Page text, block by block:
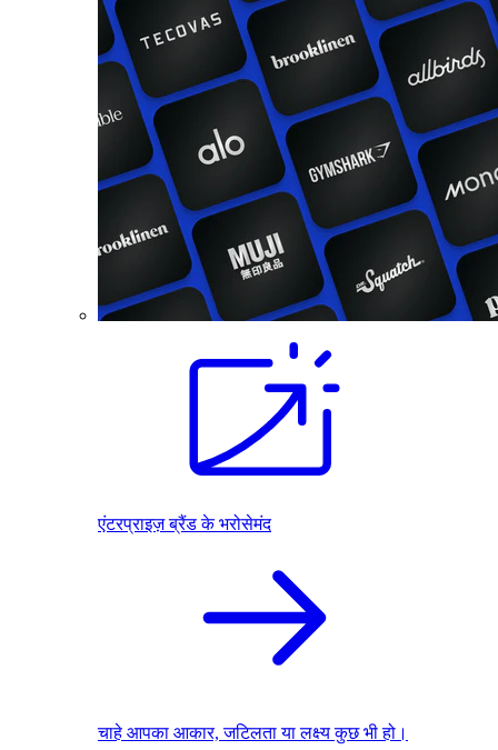
एंटरप्राइज़ ब्रैंड के भरोसेमंद
चाहे आपका आकार, जटिलता या लक्ष्य कुछ भी हो।